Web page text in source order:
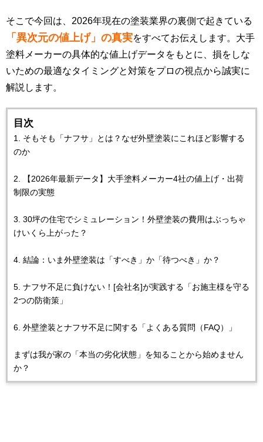
そこで今回は、2026年現在の塗装業界の裏側で起きている
「異次元の値上げ」の真実をすべてお伝えします。大手
塗料メーカーの具体的な値上げデータをもとに、損をしな
いための最適なタイミングと対策をプロの視点から誠実に
解説します。
目次
1. そもそも「ナフサ」とは？なぜ外壁塗装にこれほど影響する
のか
2. 【2026年最新データ】大手塗料メーカー4社の値上げ・出荷
制限の実態
3. 30坪の住宅でシミュレーション！外壁塗装の費用はぶっちゃ
けいくら上がった？
4. 結論：いま外壁塗装は「すべき」か「待つべき」か？
5. ナフサ不足に負けない！[会社名]が実践する「お施主様を守る
2つの防衛策」
6. 外壁塗装とナフサ不足に関する「よくある質問（FAQ）」
まずは我が家の「本当の劣化状態」を知ることから始めません
か？